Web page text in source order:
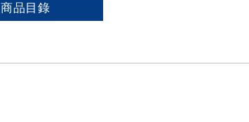
商品目錄